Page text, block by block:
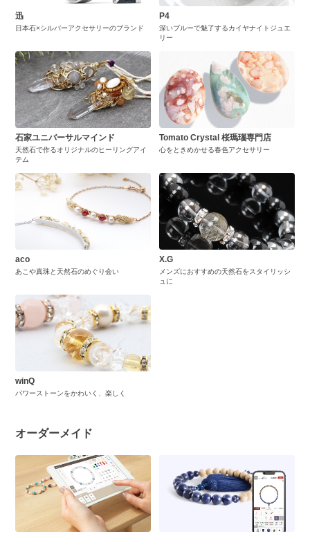
迅
日本石×シルバーアクセサリーのブランド
P4
深いブルーで魅了するカイヤナイトジュエ
リー
石家ユニバーサルマインド
天然石で作るオリジナルのヒーリングアイ
テム
Tomato Crystal 桜瑪瑙専門店
心をときめかせる春色アクセサリー
aco
あこや真珠と天然石のめぐり会い
X.G
メンズにおすすめの天然石をスタイリッシ
ュに
winQ
パワーストーンをかわいく、楽しく
オーダーメイド